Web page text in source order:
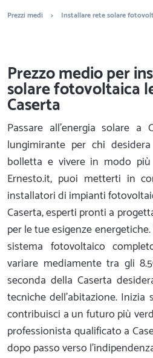
Prezzi medi > Installare rete solare
Prezzo medio per
solare fotovoltaica
Caserta
Passare all'energia solare a
lungimirante per chi
bolletta e vivere in modo più
Ernesto.it, puoi metterti in
installatori di impianti
Caserta, esperti pronti a
per le tue esigenze
sistema fotovoltaico
variare mediamente tra gli
seconda della Caserta
tecniche dell'abitazione. Inizia
contribuisci a un futuro più
professionista qualificato a
dopo passo verso